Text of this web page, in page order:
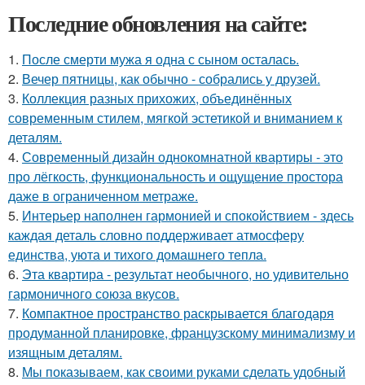
Последние обновления на сайте:
1. После смерти мужа я одна с сыном осталась.
2. Вечер пятницы, как обычно - собрались у друзей.
3. Коллекция разных прихожих, объединённых
современным стилем, мягкой эстетикой и вниманием к
деталям.
4. Современный дизайн однокомнатной квартиры - это
про лёгкость, функциональность и ощущение простора
даже в ограниченном метраже.
5. Интерьер наполнен гармонией и спокойствием - здесь
каждая деталь словно поддерживает атмосферу
единства, уюта и тихого домашнего тепла.
6. Эта квартира - результат необычного, но удивительно
гармоничного союза вкусов.
7. Компактное пространство раскрывается благодаря
продуманной планировке, французскому минимализму и
изящным деталям.
8. Мы показываем, как своими руками сделать удобный